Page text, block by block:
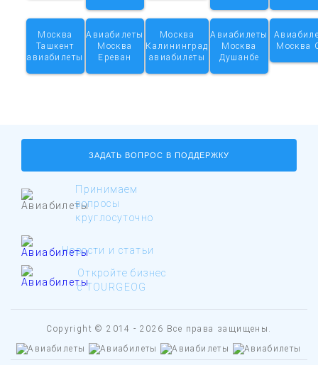
Москва
Ташкент
авиабилеты
Авиабилеты
Москва
Ереван
Москва
Калининград
авиабилеты
Авиабилеты
Москва
Душанбе
Москва
ЗАДАТЬ ВОПРОС В ПОДДЕРЖКУ
Принимаем
вопросы
круглосуточно
Новости и статьи
Откройте бизнес
с TOURGEOG
Copyright © 2014 - 2026 Все права защищены.